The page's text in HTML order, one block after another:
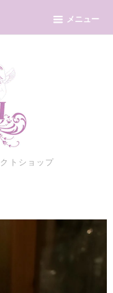
メニュー
トショップ